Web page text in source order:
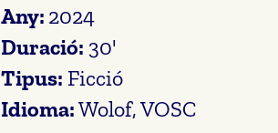
Any: 2024
Duració: 30'
Tipus: Ficció
Idioma:Wolof, VOSC